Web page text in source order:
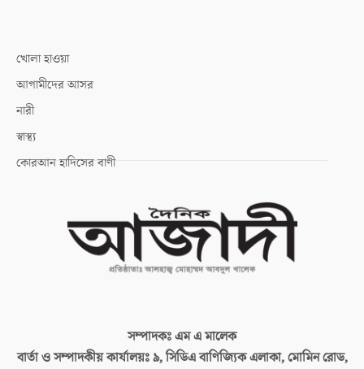
খোলা হাওয়া
আগামীদের আসর
নারী
স্বাস্থ্য
কোরআন হাদিসের বাণী
সম্পাদকঃএম এ মালেক
বার্তা ও সম্পাদকীয় কার্যালয়ঃ৯, সিডিএ বাণিজ্যিক এলাকা, মোমিন রোড,